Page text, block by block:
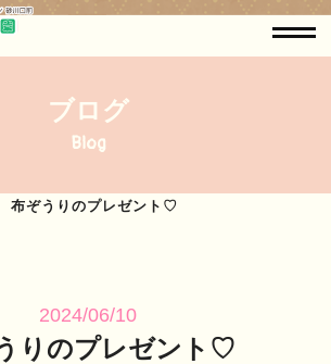
ブログ
Blog
布ぞうりのプレゼント♡
2024/06/10
りのプレゼント♡